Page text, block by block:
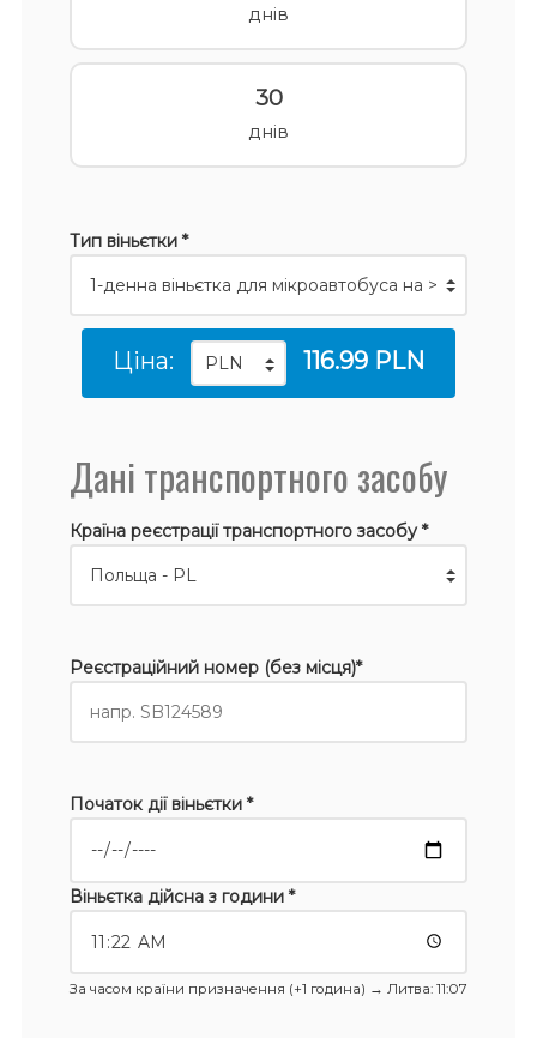
днів
30
днів
Тип віньєтки *
Ціна: 116.99 PLN
Дані транспортного засобу
Країна реєстрації транспортного засобу *
Реєстраційний номер (без місця)*
Початок дії віньєтки *
Віньєтка дійсна з години *
За часом країни призначення (+1 година) → Литва: 11:07